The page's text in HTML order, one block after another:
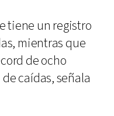
tiene un registro
mientras que
de ocho
caídas, señala